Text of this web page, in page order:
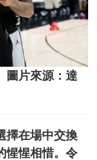
圖片來源：達
擇在場中交換
惺惺相惜。令